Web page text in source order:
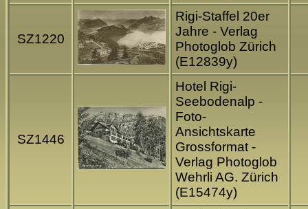
SZ1220
Rigi-Staffel 20er
Jahre - Verlag
Photoglob Zürich
(E12839y)
SZ1446
Hotel Rigi-
Seebodenalp -
Foto-
Ansichtskarte
Grossformat -
Verlag Photoglob
Wehrli AG. Zürich
(E15474y)